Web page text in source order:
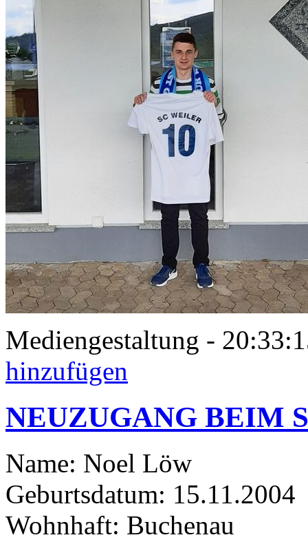
Mediengestaltung -
hinzufügen
NEUZUGANG BEIM
Name: Noel Löw
Geburtsdatum: 15.11.2004
Wohnhaft: Buchenau